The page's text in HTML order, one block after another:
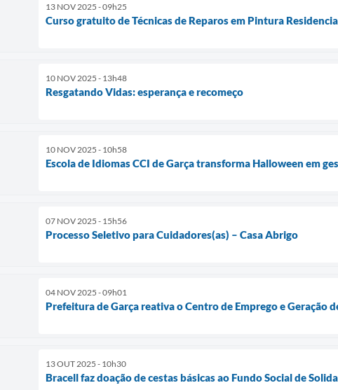
13 NOV 2025 - 09h25
Curso gratuito de Técnicas de Reparos em Pintura
10 NOV 2025 - 13h48
Resgatando Vidas: esperança e recomeço
10 NOV 2025 - 10h58
Escola de Idiomas CCI de Garça transforma Halloween em
07 NOV 2025 - 15h56
Processo Seletivo para Cuidadores(as) – Casa Abrigo
04 NOV 2025 - 09h01
Prefeitura de Garça reativa o Centro de Emprego e Geração
13 OUT 2025 - 10h30
Bracell faz doação de cestas básicas ao Fundo Social de